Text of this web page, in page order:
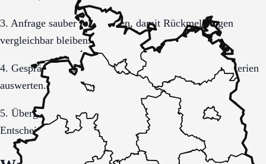
3. Anfrage sauber formulieren, damit Rückmeldungen
vergleichbar bleiben.
4. Gespräche und Besichtigungen mit festen Muss-Kriterien
auswerten.
5. Übergang, Kommunikation und Kosten vor der
Entscheidung vollständig klären.